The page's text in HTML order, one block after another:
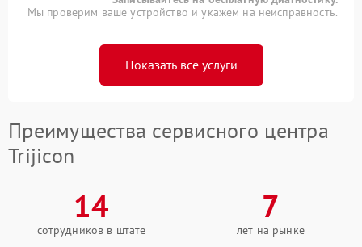
Мы проверим ваше устройство и укажем на неисправность.
Показать все услуги
Преимущества сервисного центра
Trijicon
14
сотрудников в штате
7
лет на рынке